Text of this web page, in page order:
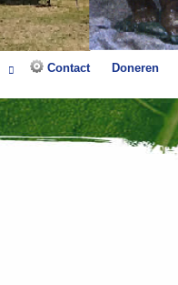
Contact Doneren